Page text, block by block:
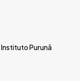
Instituto Purunã